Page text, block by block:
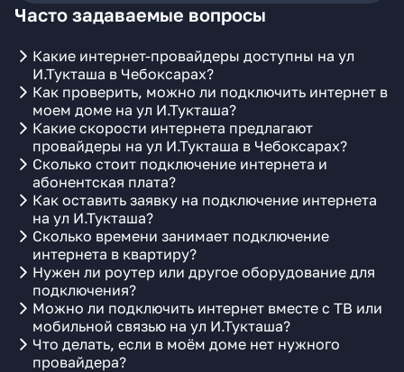
Часто задаваемые вопросы
Какие интернет-провайдеры доступны на ул
И.Тукташа в Чебоксарах?
Как проверить, можно ли подключить интернет в
моем доме на ул И.Тукташа?
Какие скорости интернета предлагают
провайдеры на ул И.Тукташа в Чебоксарах?
Сколько стоит подключение интернета и
абонентская плата?
Как оставить заявку на подключение интернета
на ул И.Тукташа?
Сколько времени занимает подключение
интернета в квартиру?
Нужен ли роутер или другое оборудование для
подключения?
Можно ли подключить интернет вместе с ТВ или
мобильной связью на ул И.Тукташа?
Что делать, если в моём доме нет нужного
провайдера?